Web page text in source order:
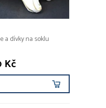
a dívky na soklu
Kč